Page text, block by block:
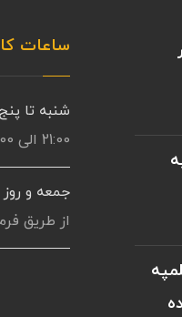
ساعات
شنبه تا
21:00 الی 9:00
جمعه و
از طریق